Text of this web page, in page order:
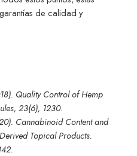
de calidad y
Quality Control of Hemp
23(6), 1230.
Cannabinoid Content and
Topical Products.